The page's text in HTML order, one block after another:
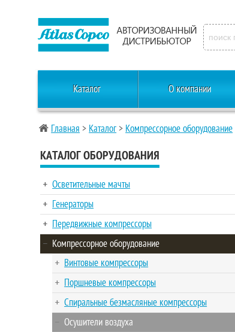
Каталог О компании
Главная > Каталог > Компрессорное оборудование
КАТАЛОГ ОБОРУДОВАНИЯ
Осветительные мачты
Генераторы
Передвижные компрессоры
Компрессорное оборудование
Винтовые компрессоры
Поршневые компрессоры
Спиральные безмасляные компрессоры
Осушители воздуха